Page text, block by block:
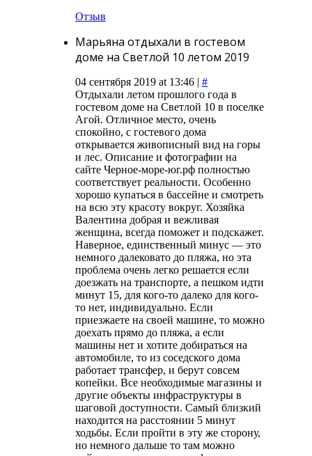
Отзыв
Марьяна отдыхали в гостевом
доме на Светлой 10 летом 2019
04 сентября 2019 at 13:46 | #
Отдыхали летом прошлого года в
гостевом доме на Светлой 10 в поселке
Агой. Отличное место, очень
спокойно, с гостевого дома
открывается живописный вид на горы
и лес. Описание и фотографии на
сайте Черное-море-юг.рф полностью
соответствует реальности. Особенно
хорошо купаться в бассейне и смотреть
на всю эту красоту вокруг. Хозяйка
Валентина добрая и вежливая
женщина, всегда поможет и подскажет.
Наверное, единственный минус — это
немного далековато до пляжа, но эта
проблема очень легко решается если
доезжать на транспорте, а пешком идти
минут 15, для кого-то далеко для кого-
то нет, индивидуально. Если
приезжаете на своей машине, то можно
доехать прямо до пляжа, а если
машины нет и хотите добираться на
автомобиле, то из соседского дома
работает трансфер, и берут совсем
копейки. Все необходимые магазины и
другие объекты инфраструктуры в
шаговой доступности. Самый близкий
находится на расстоянии 5 минут
ходьбы. Если пройти в эту же сторону,
но немного дальше то там можно